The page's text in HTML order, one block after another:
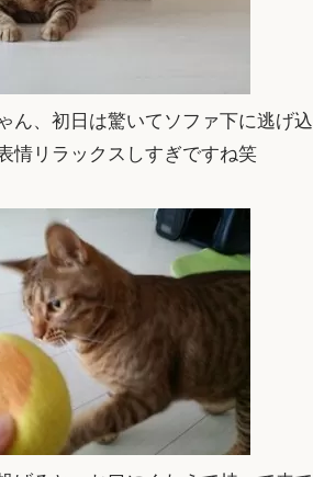
ん、初日は驚いてソファ下に逃げ
情リラックスしすぎですね笑